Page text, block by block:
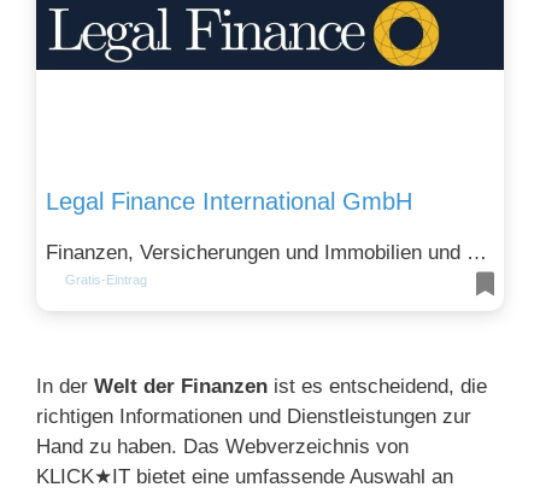
Legal Finance International GmbH
Finanzen, Versicherungen und Immobilien und Gesellschaft, Recht, Politik und Soziales
Gratis-Eintrag
In der Welt der Finanzen ist es entscheidend, die
richtigen Informationen und Dienstleistungen zur
Hand zu haben. Das Webverzeichnis von
KLICK★IT bietet eine umfassende Auswahl an